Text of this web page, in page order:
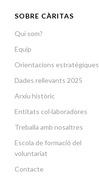
SOBRE CÀRITAS
Qui som?
Equip
Orientacions estratègiques
Dades rellevants 2025
Arxiu històric
Entitats col·laboradores
Treballa amb nosaltres
Escola de formació del
voluntariat
Contacte